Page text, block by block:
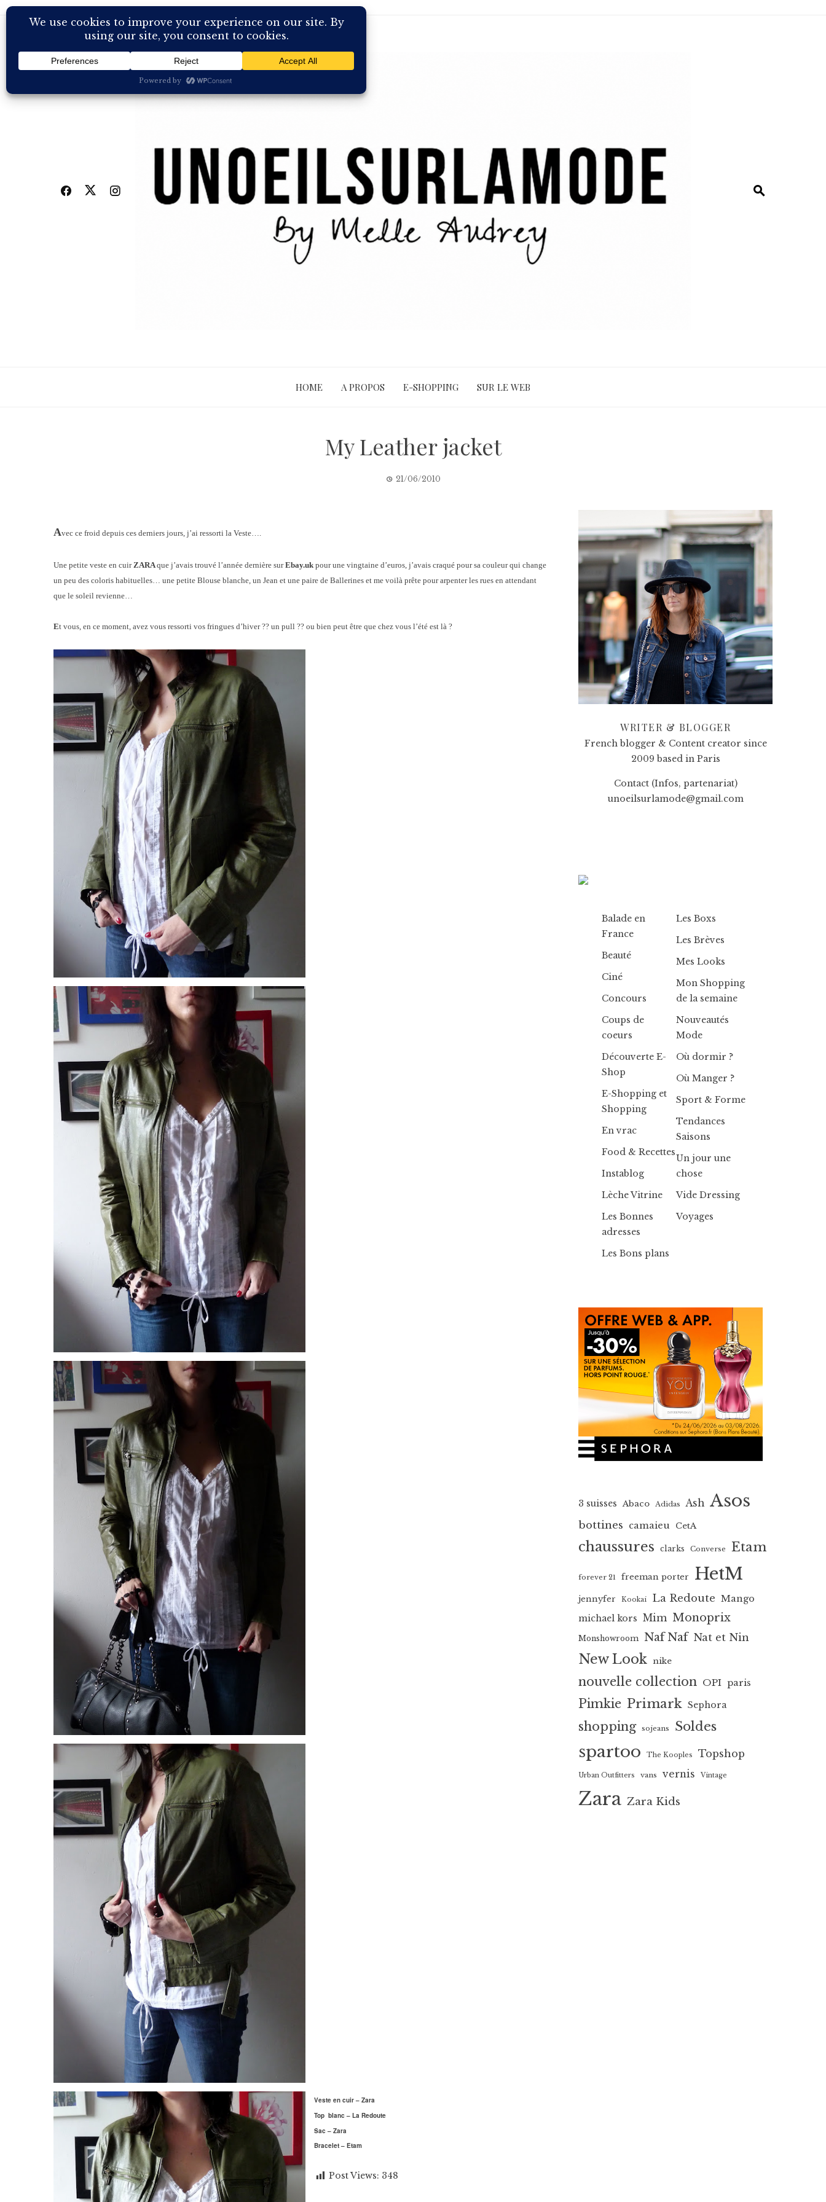
Skip
HOME A PROPOS E-SHOPPING SUR LE WEB
My Leather jacket
21/06/2010
Avec ce froid depuis ces derniers jours, j’ai ressorti la Veste….
Une petite veste en cuirZARAque j’avais trouvé l’année dernière surEbay.uk pour une vingtaine d’euros, j’avais craqué pour sa couleur qui change
un peu des coloris habituelles… une petite Blouse blanche, un Jean et une paire de Ballerines et me voilà prête pour arpenter les rues en attendant
que le soleil revienne…
Et vous, en ce moment, avez vous ressorti vos fringues d’hiver ?? un pull ?? ou bien peut être que chez vous l’été est là ?
Veste en cuir – Zara
Top blanc – La Redoute
Sac – Zara
Bracelet – Etam
Post Views: 348
WRITER & BLOGGER
French blogger & Content creator since
2009 based in Paris
Contact (Infos, partenariat)
unoeilsurlamode@gmail.com
Balade en
France
Beauté
Ciné
Concours
Coups de
coeurs
Découverte E-
Shop
E-Shopping et
Shopping
En vrac
Food & Recettes
Instablog
Lèche Vitrine
Les Bonnes
adresses
Les Bons plans
Les Boxs
Les Brèves
Mes Looks
Mon Shopping
de la semaine
Nouveautés
Mode
Où dormir ?
Où Manger ?
Sport & Forme
Tendances
Saisons
Un jour une
chose
Vide Dressing
Voyages
3 suisses Abaco Adidas Ash Asos
bottines camaieu CetA
chaussures clarks Converse Etam
forever 21 freeman porter HetM
jennyfer Kookai La Redoute Mango
michael kors Mim Monoprix
Monshowroom Naf Naf Nat et Nin
New Look nike
nouvelle collection OPI paris
Pimkie Primark Sephora
shopping sojeans Soldes
spartoo The Kooples Topshop
Urban Outfitters vans vernis Vintage
Zara Zara Kids